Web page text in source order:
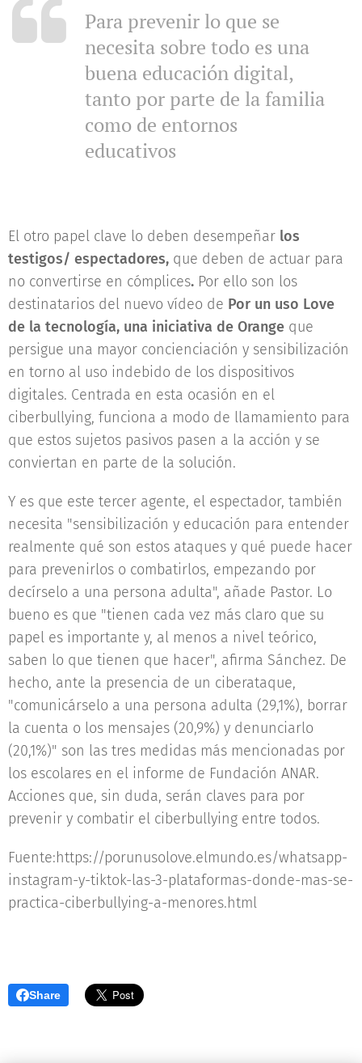
Para prevenir lo que se
necesita sobre todo es una
buena educación digital,
tanto por parte de la familia
como de entornos
educativos
El otro papel clave lo deben desempeñar los
testigos/ espectadores, que deben de actuar para
no convertirse en cómplices. Por ello son los
destinatarios del nuevo vídeo de Por un uso Love
de la tecnología, una iniciativa de Orange que
persigue una mayor concienciación y sensibilización
en torno al uso indebido de los dispositivos
digitales. Centrada en esta ocasión en el
ciberbullying, funciona a modo de llamamiento para
que estos sujetos pasivos pasen a la acción y se
conviertan en parte de la solución.
Y es que este tercer agente, el espectador, también
necesita "sensibilización y educación para entender
realmente qué son estos ataques y qué puede hacer
para prevenirlos o combatirlos, empezando por
decírselo a una persona adulta", añade Pastor. Lo
bueno es que "tienen cada vez más claro que su
papel es importante y, al menos a nivel teórico,
saben lo que tienen que hacer", afirma Sánchez. De
hecho, ante la presencia de un ciberataque,
"comunicárselo a una persona adulta (29,1%), borrar
la cuenta o los mensajes (20,9%) y denunciarlo
(20,1%)" son las tres medidas más mencionadas por
los escolares en el informe de Fundación ANAR.
Acciones que, sin duda, serán claves para por
prevenir y combatir el ciberbullying entre todos.
Fuente:https://porunusolove.elmundo.es/whatsapp-
instagram-y-tiktok-las-3-plataformas-donde-mas-se-
practica-ciberbullying-a-menores.html
Share